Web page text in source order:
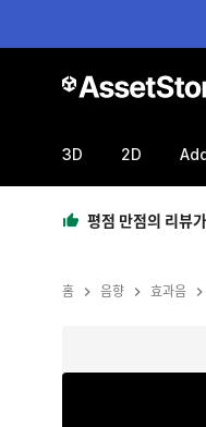
3D 2D
평점 만점의 리뷰가
홈 음향 효과음